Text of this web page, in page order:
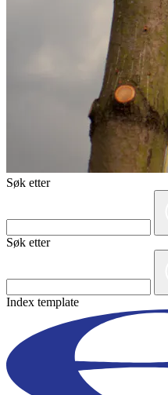
Søk etter
Søk etter
Index template